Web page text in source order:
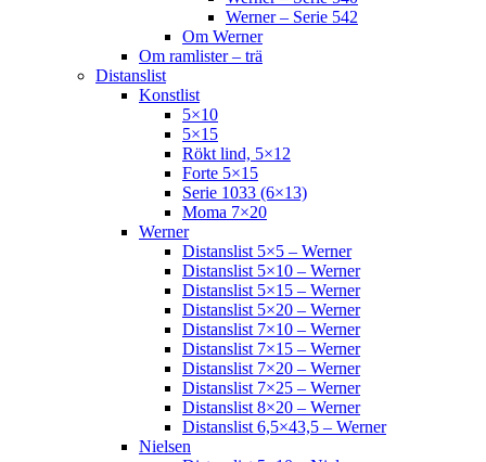
Werner – Serie 542
Om Werner
Om ramlister – trä
Distanslist
Konstlist
5×10
5×15
Rökt lind, 5×12
Forte 5×15
Serie 1033 (6×13)
Moma 7×20
Werner
Distanslist 5×5 – Werner
Distanslist 5×10 – Werner
Distanslist 5×15 – Werner
Distanslist 5×20 – Werner
Distanslist 7×10 – Werner
Distanslist 7×15 – Werner
Distanslist 7×20 – Werner
Distanslist 7×25 – Werner
Distanslist 8×20 – Werner
Distanslist 6,5×43,5 – Werner
Nielsen